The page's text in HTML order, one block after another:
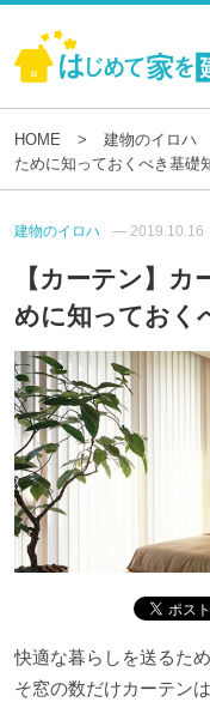
HOME 建物のイロハ
ために知っておくべき基礎
建物のイロハ — 2019.10.16
【カーテン】
めに知っておく
快適な暮らしを送るた
そ窓の数だけカーテン